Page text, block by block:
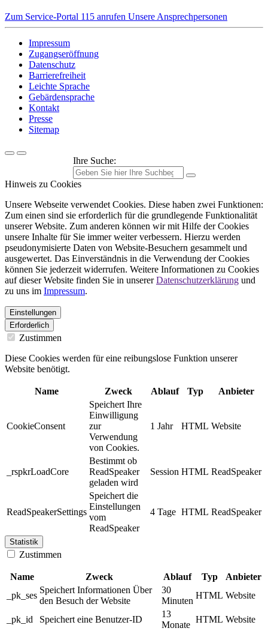
Zum Service-Portal 115 anrufen Unsere Ansprechpersonen
Impressum
Zugangseröffnung
Datenschutz
Barrierefreiheit
Leichte Sprache
Gebärdensprache
Kontakt
Presse
Sitemap
Ihre Suche:
Hinweis zu Cookies
Unsere Webseite verwendet Cookies. Diese haben zwei Funktionen:
Zum einen sind sie erforderlich für die grundlegende Funktionalität
unserer Website. Zum anderen können wir mit Hilfe der Cookies
unsere Inhalte für Sie immer weiter verbessern. Hierzu werden
pseudonymisierte Daten von Website-Besuchern gesammelt und
ausgewertet. Das Einverständnis in die Verwendung der Cookies
können Sie jederzeit widerrufen. Weitere Informationen zu Cookies
auf dieser Website finden Sie in unsererDatenschutzerklärung und
zu uns im Impressum.
Einstellungen
Erforderlich
Zustimmen
Diese Cookies werden für eine reibungslose Funktion unserer
Website benötigt.
Name Zweck Ablauf Typ Anbieter
CookieConsent
Speichert Ihre
Einwilligung
zur
Verwendung
von Cookies.
1 Jahr HTML Website
_rspkrLoadCore
Bestimmt ob
ReadSpeaker
geladen wird
Session HTML ReadSpeaker
ReadSpeakerSettings
Speichert die
Einstellungen
vom
ReadSpeaker
4 Tage HTML ReadSpeaker
Statistik
Zustimmen
Name Zweck Ablauf Typ
Anbieter
_pk_ses
Speichert Informationen Über
den Besuch der Website
30
Minuten
HTML Website
_pk_id Speichert eine Benutzer-ID
13
Monate
HTML Website